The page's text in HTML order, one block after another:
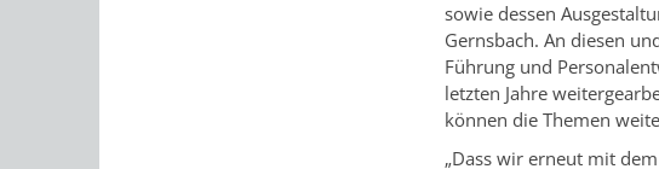
sowie dessen
Gernsbach. An diesen
Führung und
letzten Jahre
können die Themen
„Dass wir erneut mit